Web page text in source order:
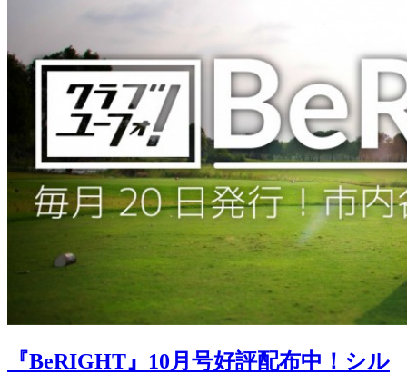
『BeRIGHT』10月号好評配布中！シル